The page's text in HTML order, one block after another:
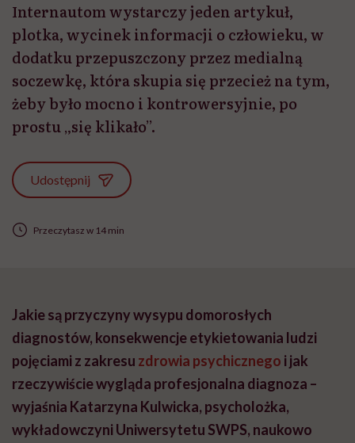
Internautom wystarczy jeden artykuł,
plotka, wycinek informacji o człowieku, w
dodatku przepuszczony przez medialną
soczewkę, która skupia się przecież na tym,
żeby było mocno i kontrowersyjnie, po
prostu „się klikało”.
Udostępnij
Przeczytasz w 14 min
Jakie są przyczyny wysypu domorosłych
diagnostów, konsekwencje etykietowania ludzi
pojęciami z zakresu zdrowia psychicznego i jak
rzeczywiście wygląda profesjonalna diagnoza –
wyjaśnia Katarzyna Kulwicka, psycholożka,
wykładowczyni Uniwersytetu SWPS, naukowo